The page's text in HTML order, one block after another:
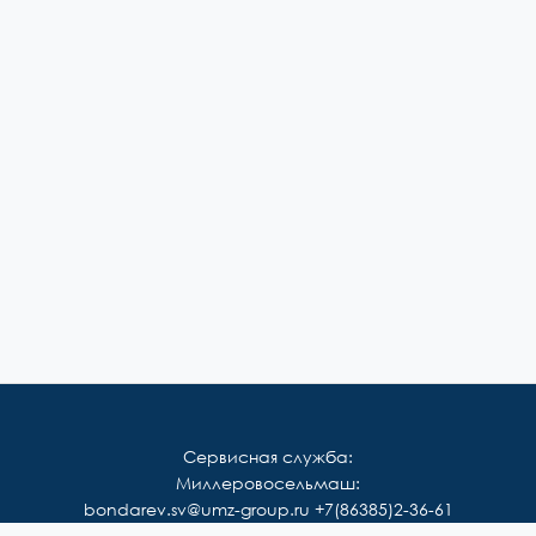
Сервисная служба:
Миллеровосельмаш:
bondarev.sv@umz-group.ru +7(86385)2-36-61